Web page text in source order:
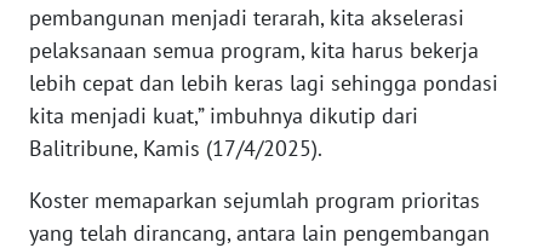
pembangunan menjadi terarah, kita akselerasi
pelaksanaan semua program, kita harus bekerja
lebih cepat dan lebih keras lagi sehingga pondasi
kita menjadi kuat,” imbuhnya dikutip dari
Balitribune, Kamis (17/4/2025).
Koster memaparkan sejumlah program prioritas
yang telah dirancang, antara lain pengembangan
WN
SULTRA
WN
NTB
WN
SULTENG